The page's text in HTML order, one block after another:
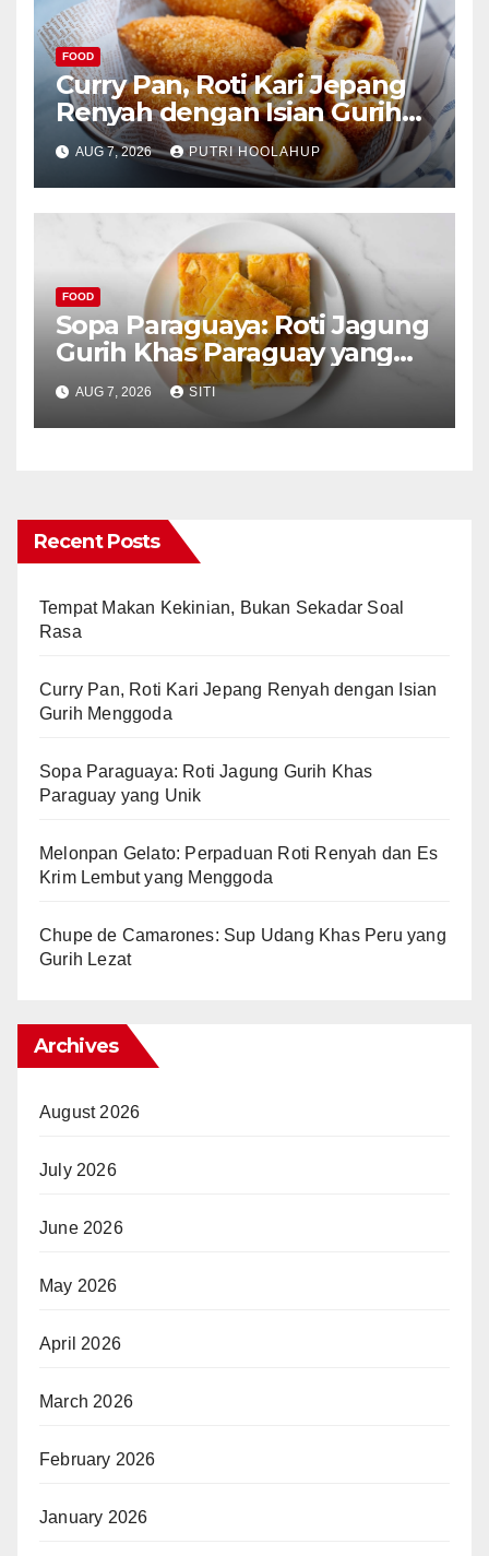
FOOD
Curry Pan, Roti Kari Jepang
Renyah dengan Isian Gurih
Menggoda
AUG 7, 2026 PUTRI HOOLAHUP
FOOD
Sopa Paraguaya: Roti Jagung
Gurih Khas Paraguay yang
Unik
AUG 7, 2026 SITI
Recent Posts
Tempat Makan Kekinian, Bukan Sekadar Soal
Rasa
Curry Pan, Roti Kari Jepang Renyah dengan Isian
Gurih Menggoda
Sopa Paraguaya: Roti Jagung Gurih Khas
Paraguay yang Unik
Melonpan Gelato: Perpaduan Roti Renyah dan Es
Krim Lembut yang Menggoda
Chupe de Camarones: Sup Udang Khas Peru yang
Gurih Lezat
Archives
August 2026
July 2026
June 2026
May 2026
April 2026
March 2026
February 2026
January 2026